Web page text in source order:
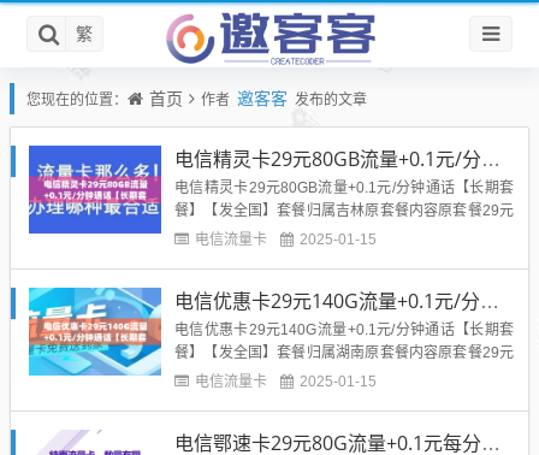
繁
您现在的位置： 首页 作者 邀客客 发布的文章
电信精灵卡29元80GB流量+0.1元/分钟通话【长期套餐】【发全国】
电信精灵卡29元80GB流量+0.1元/分钟通话【长期套
餐】【发全国】套餐归属吉林原套餐内容原套餐29元
30G定向，首月免费套餐外及其他业务资费，国内语
首月赠送30元话费，(赠款仅入网当月有效)...
电信流量卡 2025-01-15
电信优惠卡29元140G流量+0.1元/分钟通话【长期套餐】【发全国】
电信优惠卡29元140G流量+0.1元/分钟通话【长期套
餐】【发全国】套餐归属湖南原套餐内容原套餐29元
30G定向，首月按天折算套餐外及其他业务资费，国
1、激活首充100元话费立即到账;2、激活...
电信流量卡 2025-01-15
电信鄂速卡29元80G流量+0.1元每分钟通话